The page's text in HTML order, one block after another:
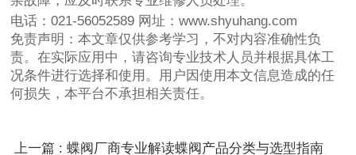
电话：021-56052589 网址：www.shyuhang.com
免责声明：本文章仅供参考学习，不对内容准确性负
责。在实际应用中，请咨询专业技术人员并根据具体工
况条件进行选择和使用。用户因使用本文信息造成的任
何损失，本平台不承担相关责任。
上一篇 : 蝶阀厂商专业解读蝶阀产品分类与选型指南